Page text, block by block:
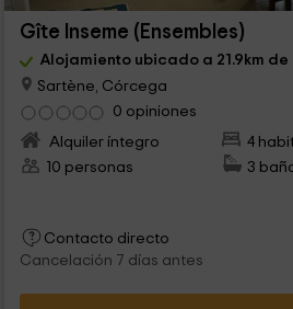
Gîte Inseme (Ensembles)
Alojamiento ubicado a 21.9km de
Sartène, Córcega
0 opiniones
Alquiler íntegro
4
10 personas
3
Contacto directo
Cancelación 7 días antes